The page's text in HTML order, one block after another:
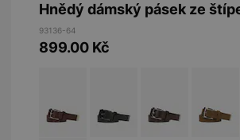
Hnědý dámský pásek ze
93136-64
899.00 Kč